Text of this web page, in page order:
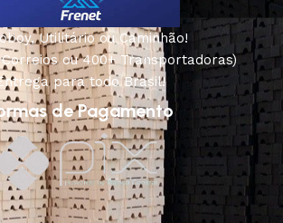
Utilitário ou Caminhão!
ou 400+ Transportadoras)
para todo Brasil!
de Pagamento